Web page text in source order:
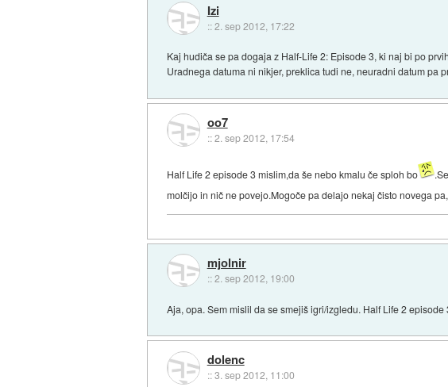
Izi
::2. sep 2012, 17:22
Kaj hudiča se pa dogaja z Half-Life 2: Episode 3, ki naj bi po
Uradnega datuma ni nikjer, preklica tudi ne, neuradni datum pa
oo7
::2. sep 2012, 17:54
Half Life 2 episode 3 mislim,da še nebo kmalu če sploh bo
molčijo in nič ne povejo.Mogoče pa delajo nekaj čisto novega
mjolnir
::2. sep 2012, 19:00
Aja, opa. Sem mislil da se smejiš igri/izgledu. Half Life 2
dolenc
::3. sep 2012, 11:00